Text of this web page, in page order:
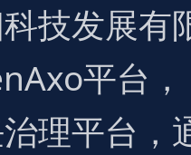
技发展有
平台，
理平台，